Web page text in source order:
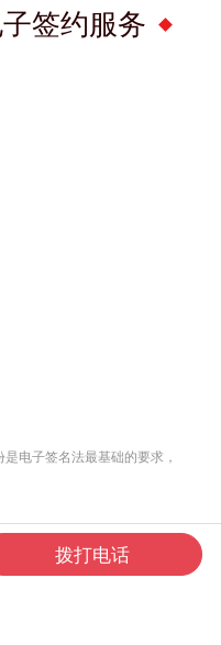
签约服务
电子签名法最基础的要求，
拨打电话